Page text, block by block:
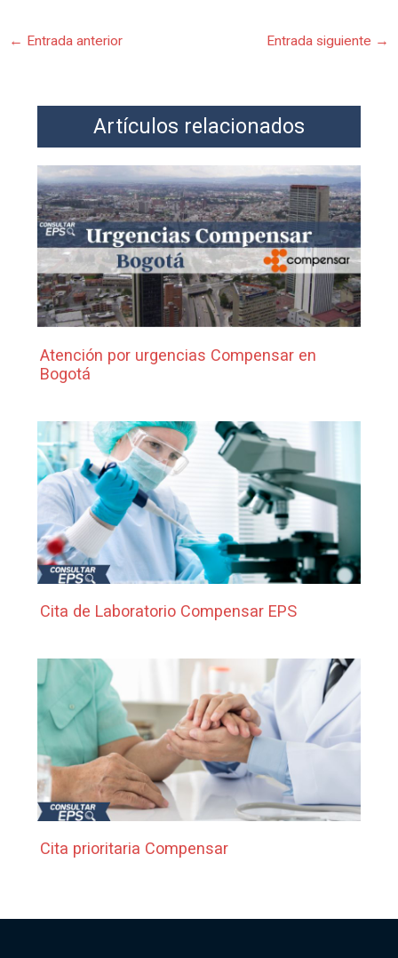
← Entrada anterior Entrada siguiente →
Artículos relacionados
Atención por urgencias Compensar en
Bogotá
Cita de Laboratorio Compensar EPS
Cita prioritaria Compensar